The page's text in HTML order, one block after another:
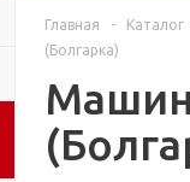
Главная - Каталог
(Болгарка)